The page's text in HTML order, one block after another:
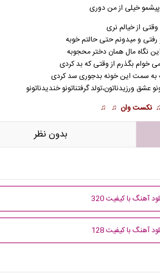
خیلی از من دوری
وقتی از خیالم نری
رفتی و میدونم حتی حالتم خوبه
نگاه مال هماندختر محجوبه
خوام بگذرم از وقتی که بد کردی
به سمت این خونه بدجوری سد کردی
ورزیدناتون،تولد گرفتناتونو خندیدناتونو
نکست وان ♫ ♫
بدون نظر
آهنگ با کیفیت 320
آهنگ با کیفیت 128